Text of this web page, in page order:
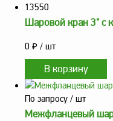
Новости
Контакты
Распродажа
Как
сделать
заказ?
13550
Шаровой кран 3" с
0 ₽ / шт
По запросу / шт
Межфланцевый